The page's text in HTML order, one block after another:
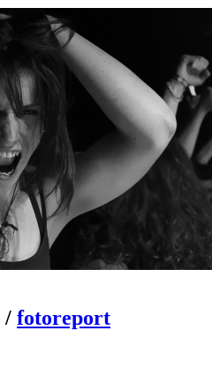
/ fotoreport